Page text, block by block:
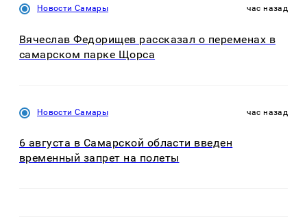
Новости Самары час назад
Вячеслав Федорищев рассказал о переменах в
самарском парке Щорса
Новости Самары час назад
6 августа в Самарской области введен
временный запрет на полеты